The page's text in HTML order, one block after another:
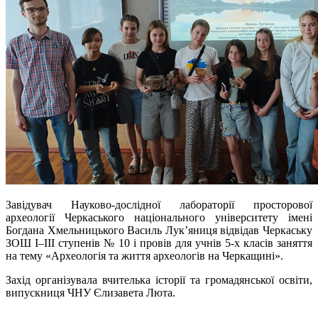
Завідувач Науково-дослідної лабораторії просторової
археології Черкаського національного університету імені
Богдана Хмельницького Василь Лук’яниця відвідав Черкаську
ЗОШ І–ІІІ ступенів № 10 і провів для учнів 5-х класів заняття
на тему «Археологія та життя археологів на Черкащині».
Захід організувала вчителька історії та громадянської освіти,
випускниця ЧНУ Єлизавета Люта.